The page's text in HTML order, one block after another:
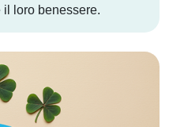
loro benessere.